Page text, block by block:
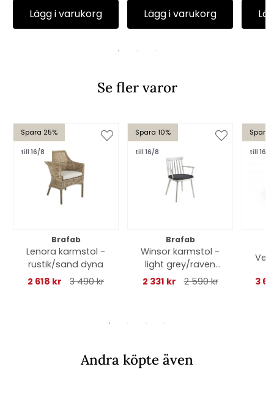
Lägg i varukorg Lägg i varukorg
Se fler varor
Spara 25%
till 16/8
Brafab
Lenora karmstol -
rustik/sand dyna
2 618 kr
3 490 kr
Spara 10%
till 16/8
Brafab
Winsor karmstol -
light grey/raven
dyna
2 331 kr 2 590 kr
Spara
till 16/8
3
Andra köpte även